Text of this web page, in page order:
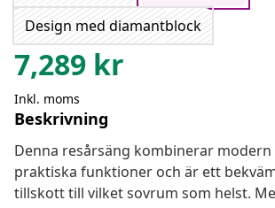
Design med diamantblock
7,289 kr
Inkl. moms
Beskrivning
Denna resårsäng kombinerar modern
praktiska funktioner och är ett
tillskott till vilket sovrum som helst.